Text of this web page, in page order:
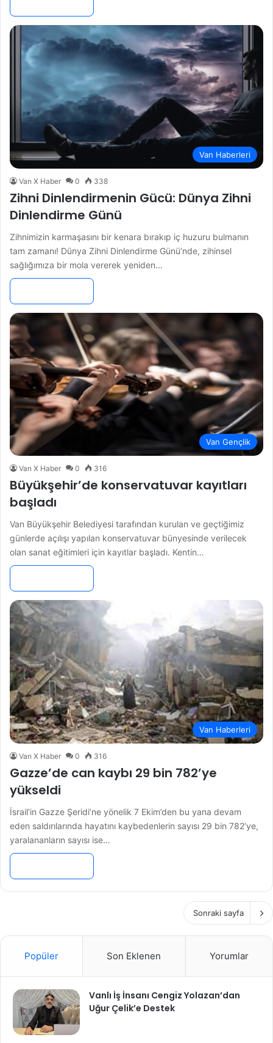
Van Haberleri
Van X Haber 0 338
Zihni Dinlendirmenin Gücü: Dünya Zihni
Dinlendirme Günü
Zihnimizin karmaşasını bir kenara bırakıp iç huzuru bulmanın
tam zamanı! Dünya Zihni Dinlendirme Günü’nde, zihinsel
sağlığımıza bir mola vererek yeniden…
Van Gençlik
Van X Haber 0 316
Büyükşehir’de konservatuvar kayıtları
başladı
Van Büyükşehir Belediyesi tarafından kurulan ve geçtiğimiz
günlerde açılışı yapılan konservatuvar bünyesinde verilecek
olan sanat eğitimleri için kayıtlar başladı. Kentin…
Van Haberleri
Van X Haber 0 316
Gazze’de can kaybı 29 bin 782’ye
yükseldi
İsrail’in Gazze Şeridi’ne yönelik 7 Ekim’den bu yana devam
eden saldırılarında hayatını kaybedenlerin sayısı 29 bin 782’ye,
yaralananların sayısı ise…
Sonraki sayfa
Popüler Son Eklenen Yorumlar
Vanlı İş İnsanı Cengiz Yolazan’dan
Uğur Çelik’e Destek